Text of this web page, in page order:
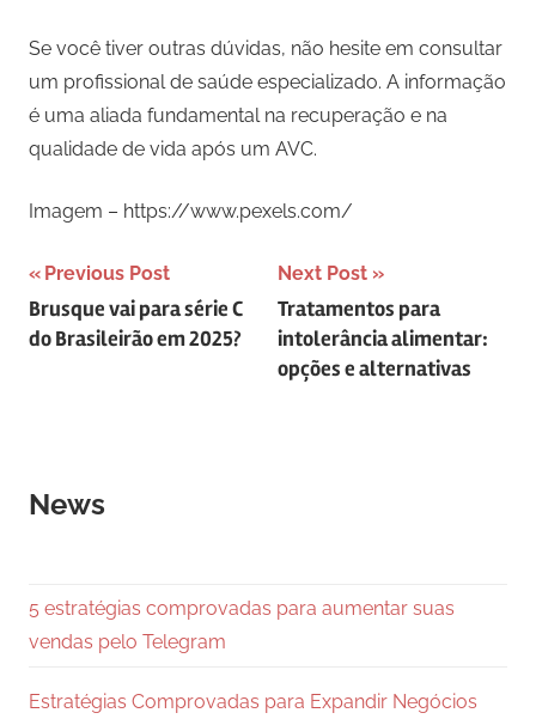
Se você tiver outras dúvidas, não hesite em consultar
um profissional de saúde especializado. A informação
é uma aliada fundamental na recuperação e na
qualidade de vida após um AVC.
Imagem – https://www.pexels.com/
Navegação
de
Previous Post
Brusque vai para série C
do Brasileirão em 2025?
Next Post
Tratamentos para
intolerância alimentar:
opções e alternativas
News
5 estratégias comprovadas para aumentar suas
vendas pelo Telegram
Estratégias Comprovadas para Expandir Negócios